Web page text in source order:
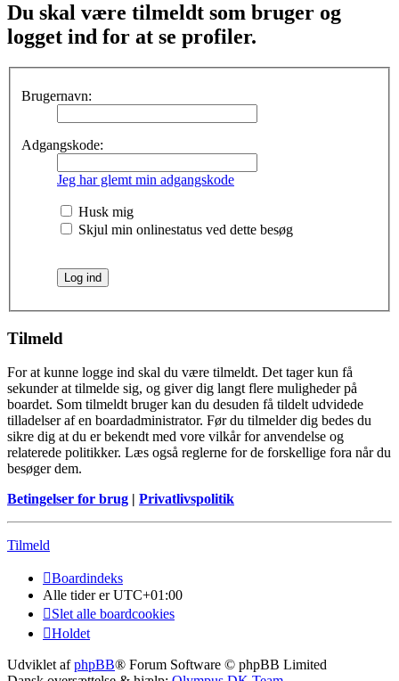
Du skal være tilmeldt som bruger og
logget ind for at se profiler.
Brugernavn:
Adgangskode:
Jeg har glemt min adgangskode
Husk mig
Skjul min onlinestatus ved dette besøg
Tilmeld
For at kunne logge ind skal du være tilmeldt. Det tager kun få
sekunder at tilmelde sig, og giver dig langt flere muligheder på
boardet. Som tilmeldt bruger kan du desuden få tildelt udvidede
tilladelser af en boardadministrator. Før du tilmelder dig bedes du
sikre dig at du er bekendt med vore vilkår for anvendelse og
relaterede politikker. Læs også reglerne for de forskellige fora når du
besøger dem.
Betingelser for brug | Privatlivspolitik
Tilmeld
Boardindeks
Alle tider erUTC+01:00
Slet alle boardcookies
Holdet
Udviklet afphpBB® Forum Software © phpBB Limited